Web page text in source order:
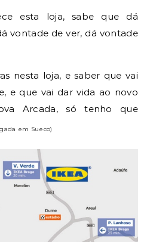
esta loja, sabe que dá
vontade de ver, dá vontade
nesta loja, e saber que vai
e que vai dar vida ao novo
Arcada, só tenho que
em Sueco)